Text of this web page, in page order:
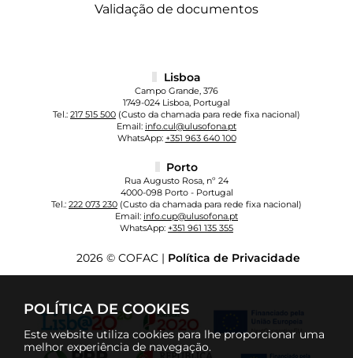
POLÍTICA DE COOKIES
Este website utiliza cookies para lhe proporcionar uma
melhor experiência de navegação.
Validação de documentos
Lisboa
Campo Grande, 376
1749-024 Lisboa, Portugal
Tel.: 217 515 500 (Custo da chamada para rede fixa nacional)
Email: info.cul@ulusofona.pt
WhatsApp: +351 963 640 100
Porto
Rua Augusto Rosa, nº 24
4000-098 Porto - Portugal
Tel.: 222 073 230 (Custo da chamada para rede fixa nacional)
Email: info.cup@ulusofona.pt
WhatsApp: +351 961 135 355
2026 © COFAC | Política de Privacidade